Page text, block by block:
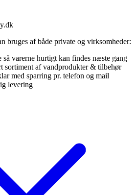
bruges af både private og virksomheder:
varerne hurtigt kan findes næste gang
sortiment af vandprodukter & tilbehør
med sparring pr. telefon og mail
levering